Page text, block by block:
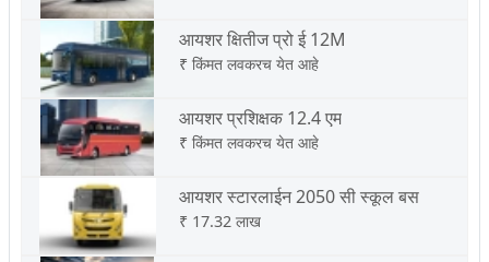
आयशर क्षितीज प्रो ई 12M
₹ किंमत लवकरच येत आहे
आयशर प्रशिक्षक 12.4 एम
₹ किंमत लवकरच येत आहे
आयशर स्टारलाईन 2050 सी स्कूल बस
₹ 17.32 लाख